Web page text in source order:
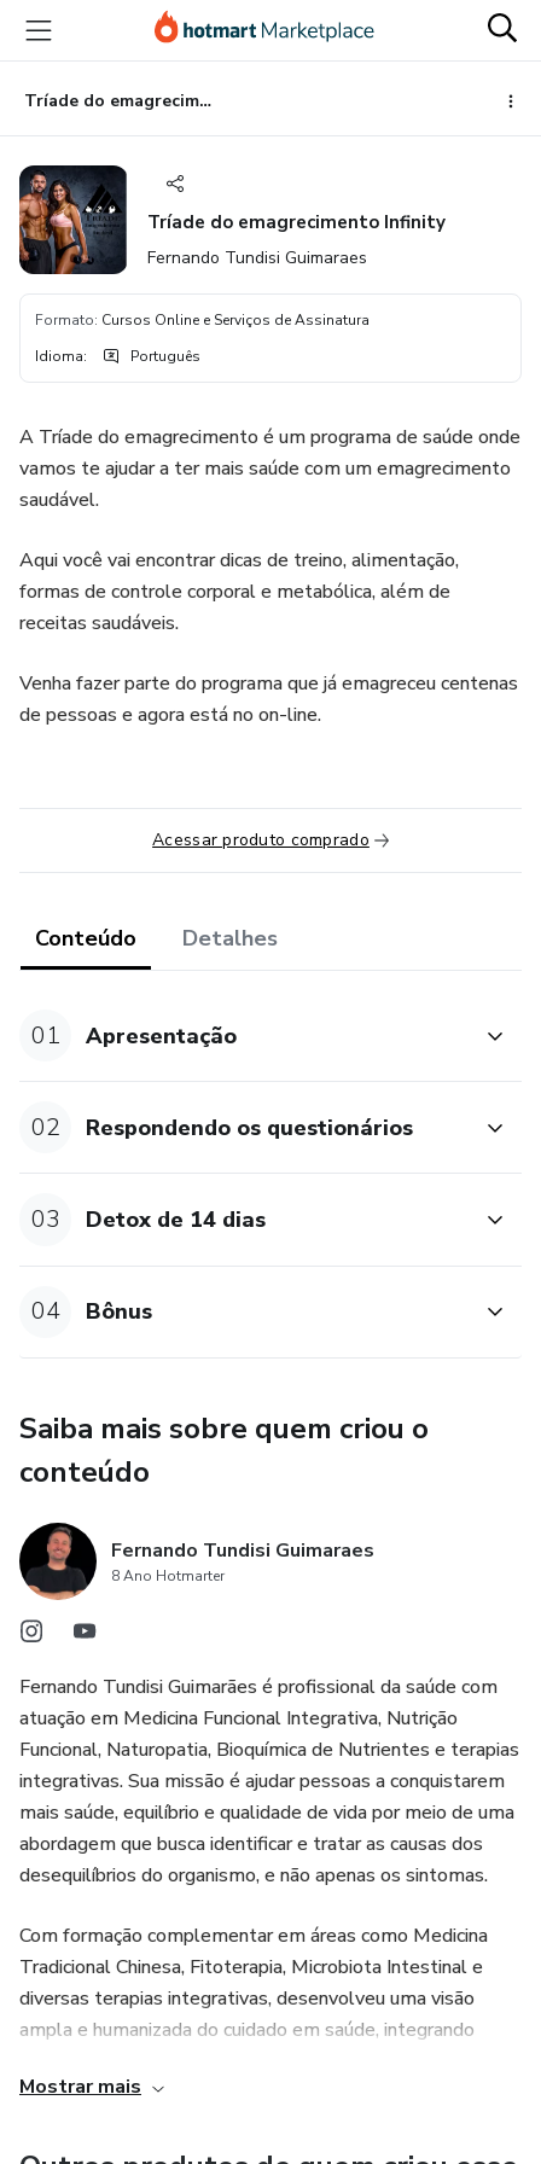
para
conteúdo
principal
para
pagamento
para
rodapé
Tríade do emagrecimento Infinity
Tríade do emagrecimento Infinity
Fernando Tundisi Guimaraes
Formato: Cursos Online e Serviços de Assinatura
Idioma: Português
A Tríade do emagrecimento é um programa de saúde onde
vamos te ajudar a ter mais saúde com um emagrecimento
saudável.
Aqui você vai encontrar dicas de treino, alimentação,
formas de controle corporal e metabólica, além de
receitas saudáveis.
Venha fazer parte do programa que já emagreceu centenas
de pessoas e agora está no on-line.
Acessar produto comprado
Conteúdo Detalhes
01 Apresentação
02 Respondendo os questionários
03 Detox de 14 dias
04 Bônus
Saiba mais sobre quem criou o
conteúdo
Fernando Tundisi Guimaraes
8 Ano Hotmarter
Fernando Tundisi Guimarães é profissional da saúde com
atuação em Medicina Funcional Integrativa, Nutrição
Funcional, Naturopatia, Bioquímica de Nutrientes e terapias
integrativas. Sua missão é ajudar pessoas a conquistarem
mais saúde, equilíbrio e qualidade de vida por meio de uma
abordagem que busca identificar e tratar as causas dos
desequilíbrios do organismo, e não apenas os sintomas.
Com formação complementar em áreas como Medicina
Tradicional Chinesa, Fitoterapia, Microbiota Intestinal e
diversas terapias integrativas, desenvolveu uma visão
ampla e humanizada do cuidado em saúde, integrando
complementares baseadas em evidências.
Ao longo de sua trajetória, tem se dedicado ao estudo da
Mostrar mais